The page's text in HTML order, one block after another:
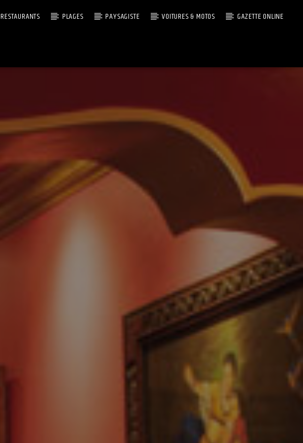
RESTAURANTS PLAGES PAYSAGISTE VOITURES & MOTOS GAZETTE ONLINE